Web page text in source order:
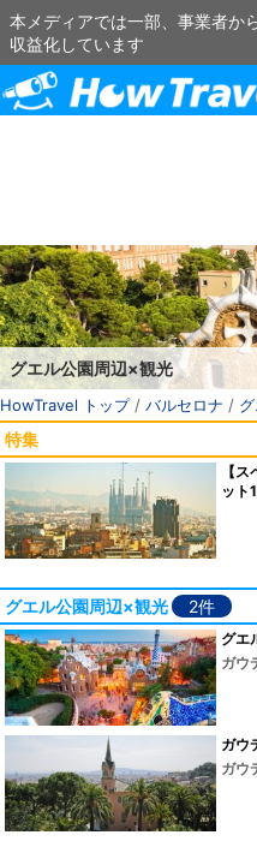
本メディアでは一部、事業者か
収益化しています
グエル公園周辺×観光
HowTravel トップ/ バルセロナ /
特集
【
ット
グエル公園周辺×観光 2件
グエ
ガウ
ガウ
ガウ